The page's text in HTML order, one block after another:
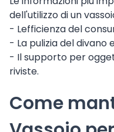
dell'utilizzo di un
- Lefficienza del
- La pulizia del divano
- Il supporto per
riviste.
Come